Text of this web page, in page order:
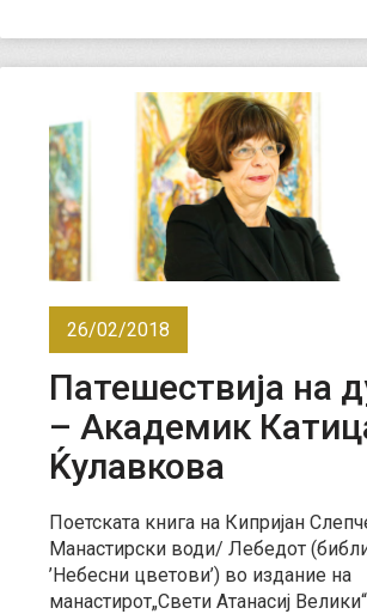
26/02/2018
Патешествија на
– Академик
Ќулавкова
Поетската книга на Кипријан
Манастирски води/ Лебедот
’Небесни цветови’) во издание на
манастирот„Свети Атанасиј